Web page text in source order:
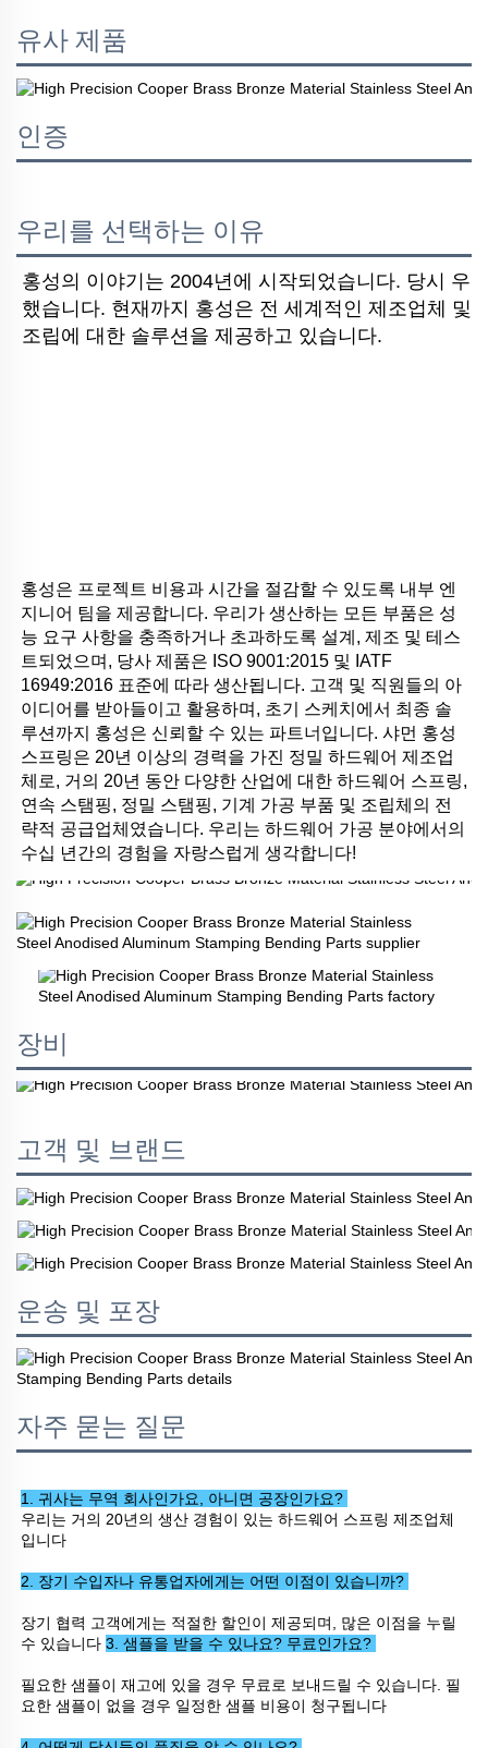
유사 제품
인증
우리를 선택하는 이유
홍성의 이야기는 2004년에 시작되었습니다. 당시 우
했습니다. 현재까지 홍성은 전 세계적인 제조업체 및
조립에 대한 솔루션을 제공하고 있습니다.
홍성은 프로젝트 비용과 시간을 절감할 수 있도록 내부 엔
지니어 팀을 제공합니다. 우리가 생산하는 모든 부품은 성
능 요구 사항을 충족하거나 초과하도록 설계, 제조 및 테스
트되었으며, 당사 제품은 ISO 9001:2015 및 IATF
16949:2016 표준에 따라 생산됩니다. 고객 및 직원들의 아
이디어를 받아들이고 활용하며, 초기 스케치에서 최종 솔
루션까지 홍성은 신뢰할 수 있는 파트너입니다. 샤먼 홍성
스프링은 20년 이상의 경력을 가진 정밀 하드웨어 제조업
체로, 거의 20년 동안 다양한 산업에 대한 하드웨어 스프링,
연속 스탬핑, 정밀 스탬핑, 기계 가공 부품 및 조립체의 전
략적 공급업체였습니다. 우리는 하드웨어 가공 분야에서의
수십 년간의 경험을 자랑스럽게 생각합니다!
장비
고객 및 브랜드
운송 및 포장
자주 묻는 질문
1. 귀사는 무역 회사인가요, 아니면 공장인가요?
우리는 거의 20년의 생산 경험이 있는 하드웨어 스프링 제조업체
입니다
2. 장기 수입자나 유통업자에게는 어떤 이점이 있습니까?
장기 협력 고객에게는 적절한 할인이 제공되며, 많은 이점을 누릴
수 있습니다 3. 샘플을 받을 수 있나요? 무료인가요?
필요한 샘플이 재고에 있을 경우 무료로 보내드릴 수 있습니다. 필
요한 샘플이 없을 경우 일정한 샘플 비용이 청구됩니다